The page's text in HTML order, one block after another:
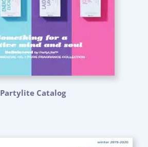
Partylite Catalog